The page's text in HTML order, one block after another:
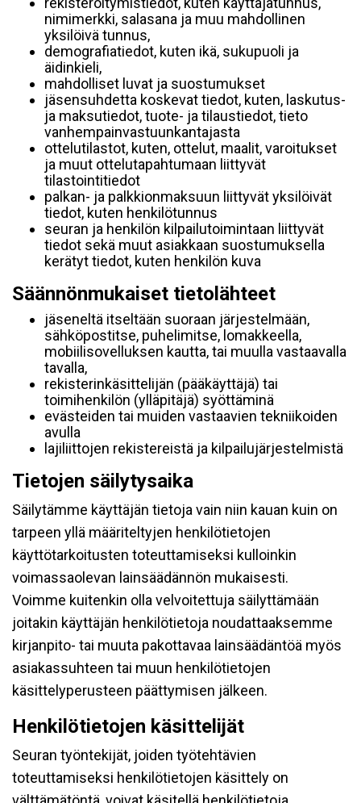
nimimerkki, salasana ja muu mahdollinen
yksilöivä tunnus,
demografiatiedot, kuten ikä, sukupuoli ja
äidinkieli,
mahdolliset luvat ja suostumukset
jäsensuhdetta koskevat tiedot, kuten, laskutus-
ja maksutiedot, tuote- ja tilaustiedot, tieto
vanhempainvastuunkantajasta
ottelutilastot, kuten, ottelut, maalit, varoitukset
ja muut ottelutapahtumaan liittyvät
tilastointitiedot
palkan- ja palkkionmaksuun liittyvät yksilöivät
tiedot, kuten henkilötunnus
seuran ja henkilön kilpailutoimintaan liittyvät
tiedot sekä muut asiakkaan suostumuksella
kerätyt tiedot, kuten henkilön kuva
Säännönmukaiset tietolähteet
jäseneltä itseltään suoraan järjestelmään,
sähköpostitse, puhelimitse, lomakkeella,
mobiilisovelluksen kautta, tai muulla vastaavalla
tavalla,
rekisterinkäsittelijän (pääkäyttäjä) tai
toimihenkilön (ylläpitäjä) syöttäminä
evästeiden tai muiden vastaavien tekniikoiden
avulla
lajiliittojen rekistereistä ja kilpailujärjestelmistä
Tietojen säilytysaika
Säilytämme käyttäjän tietoja vain niin kauan kuin on
tarpeen yllä määriteltyjen henkilötietojen
käyttötarkoitusten toteuttamiseksi kulloinkin
voimassaolevan lainsäädännön mukaisesti.
Voimme kuitenkin olla velvoitettuja säilyttämään
joitakin käyttäjän henkilötietoja noudattaaksemme
kirjanpito- tai muuta pakottavaa lainsäädäntöä myös
asiakassuhteen tai muun henkilötietojen
käsittelyperusteen päättymisen jälkeen.
Henkilötietojen käsittelijät
Seuran työntekijät, joiden työtehtävien
toteuttamiseksi henkilötietojen käsittely on